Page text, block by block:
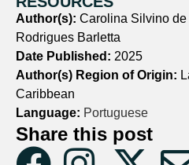
Author(s): Carolina Silvino
Rodrigues Barletta
Date Published: 2025
Author(s) Region of Origin:
Caribbean
Language: Portuguese
Share this post